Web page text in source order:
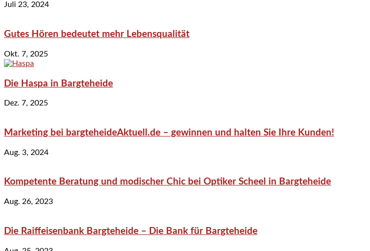
Juli 23, 2024
Gutes Hören bedeutet mehr Lebensqualität
Okt. 7, 2025
Die Haspa in Bargteheide
Dez. 7, 2025
Marketing bei bargteheideAktuell.de – gewinnen und halten Sie Ihre Kunden!
Aug. 3, 2024
Kompetente Beratung und modischer Chic bei Optiker Scheel in Bargteheide
Aug. 26, 2023
Die Raiffeisenbank Bargteheide – Die Bank für Bargteheide